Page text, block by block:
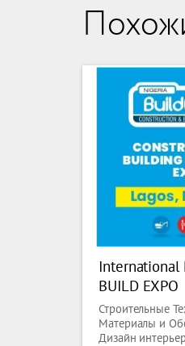
International
BUILD EXPO
Строительные
Материалы и
Дизайн